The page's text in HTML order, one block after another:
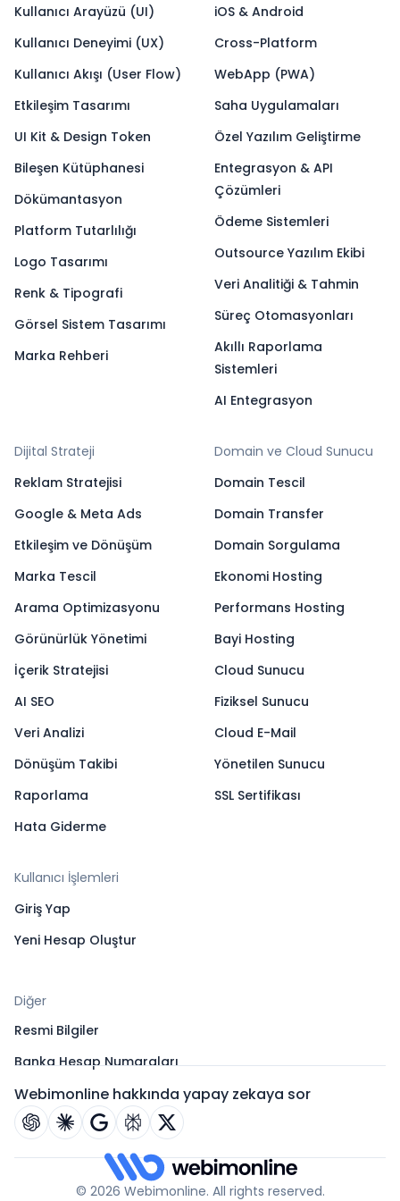
Kullanıcı Arayüzü (UI)
Kullanıcı Deneyimi (UX)
Kullanıcı Akışı (User Flow)
Etkileşim Tasarımı
UI Kit & Design Token
Bileşen Kütüphanesi
Dökümantasyon
Platform Tutarlılığı
Logo Tasarımı
Renk & Tipografi
Görsel Sistem Tasarımı
Marka Rehberi
iOS & Android
Cross-Platform
WebApp (PWA)
Saha Uygulamaları
Özel Yazılım Geliştirme
Entegrasyon & API
Çözümleri
Ödeme Sistemleri
Outsource Yazılım Ekibi
Veri Analitiği & Tahmin
Süreç Otomasyonları
Akıllı Raporlama
Sistemleri
AI Entegrasyon
Dijital Strateji
Reklam Stratejisi
Google & Meta Ads
Etkileşim ve Dönüşüm
Marka Tescil
Arama Optimizasyonu
Görünürlük Yönetimi
İçerik Stratejisi
AI SEO
Veri Analizi
Dönüşüm Takibi
Raporlama
Hata Giderme
Domain ve Cloud Sunucu
Domain Tescil
Domain Transfer
Domain Sorgulama
Ekonomi Hosting
Performans Hosting
Bayi Hosting
Cloud Sunucu
Fiziksel Sunucu
Cloud E-Mail
Yönetilen Sunucu
SSL Sertifikası
Kullanıcı İşlemleri
Giriş Yap
Yeni Hesap Oluştur
Diğer
Resmi Bilgiler
Banka Hesap Numaraları
Webimonline hakkında yapay zekaya sor
© 2026 Webimonline. All rights reserved.